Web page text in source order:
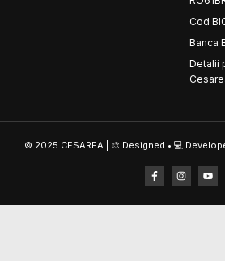
Cod
Banca
Detalii
© 2025 CESAREA | 🎨 Designed • 💻